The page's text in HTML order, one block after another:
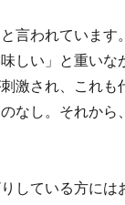
言われています
しい」と重いな
激され、これも
なし。それから
している方には